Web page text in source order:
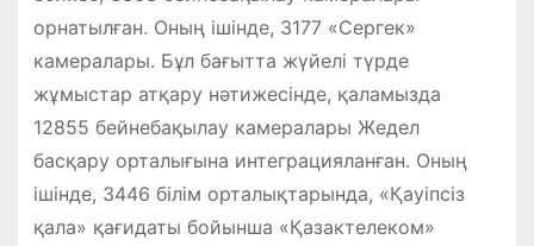
орнатылған. Оның ішінде, 3177 «Сергек»
камералары. Бұл бағытта жүйелі түрде
жұмыстар атқару нәтижесінде, қаламызда
12855 бейнебақылау камералары Жедел
басқару орталығына интеграцияланған. Оның
ішінде, 3446 білім орталықтарында, «Қауіпсіз
қала» қағидаты бойынша «Қазактелеком»